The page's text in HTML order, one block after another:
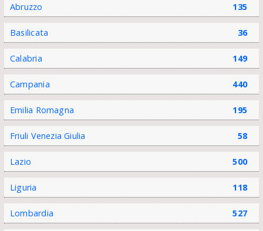
Abruzzo 135
Basilicata 36
Calabria 149
Campania 440
Emilia Romagna 195
Friuli Venezia Giulia 58
Lazio 500
Liguria 118
Lombardia 527